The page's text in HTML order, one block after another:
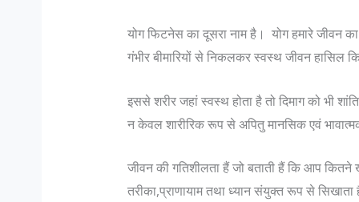
योग फिटनेस का दूसरा नाम है। योग हमारे जीवन का
गंभीर बीमारियों से निकलकर स्वस्थ जीवन हासिल
इससे शरीर जहां स्वस्थ होता है तो दिमाग को भी
न केवल शारीरिक रूप से अपितु मानसिक एवं
जीवन की गतिशीलता हैं जो बताती हैं कि आप
तरीका,प्राणायाम तथा ध्यान संयुक्त रूप से